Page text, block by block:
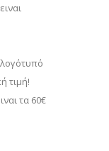
τιμή!
τα 60€